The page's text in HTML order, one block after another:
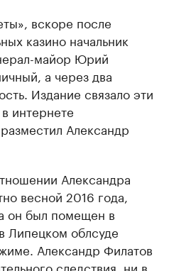
вскоре после
казино начальник
майор Юрий
а через два
Издание связало эти
интернете
Александр
Александра
весной 2016 года,
он был помещен в
Липецком облсуде
Александр Филатов
следствия, ни в